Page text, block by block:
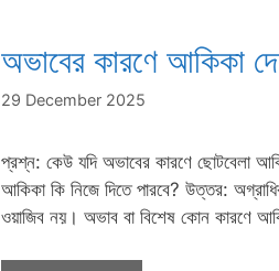
অভাবের কারণে আকিকা
29 December 2025
প্রশ্ন: কেউ যদি অভাবের কারণে ছোটবেলা
আকিকা কি নিজে দিতে পারবে? উত্তর:
ওয়াজিব নয়। অভাব বা বিশেষ কোন কারণে